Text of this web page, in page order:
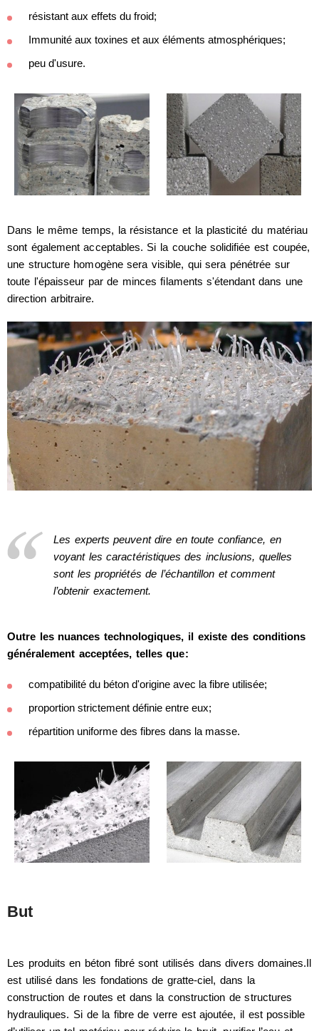
résistant aux effets du froid;
Immunité aux toxines et aux éléments atmosphériques;
peu d'usure.
Dans le même temps, la résistance et la plasticité du matériau
sont également acceptables. Si la couche solidifiée est coupée,
une structure homogène sera visible, qui sera pénétrée sur
toute l'épaisseur par de minces filaments s'étendant dans une
direction arbitraire.
Les experts peuvent dire en toute confiance, en
voyant les caractéristiques des inclusions, quelles
sont les propriétés de l’échantillon et comment
l’obtenir exactement.
Outre les nuances technologiques, il existe des conditions
généralement acceptées, telles que:
compatibilité du béton d'origine avec la fibre utilisée;
proportion strictement définie entre eux;
répartition uniforme des fibres dans la masse.
But
Les produits en béton fibré sont utilisés dans divers domaines.Il
est utilisé dans les fondations de gratte-ciel, dans la
construction de routes et dans la construction de structures
hydrauliques. Si de la fibre de verre est ajoutée, il est possible